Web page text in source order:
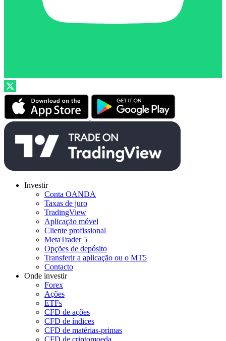
Investir
Conta OANDA
Taxas de juro
TradingView
Aplicação móvel
Cliente profissional
MetaTrader 5
Opções de depósito
Transferir a aplicação ou o MT5
Contacto
Onde investir
Forex
Ações
ETFs
CFD de ações
CFD de índices
CFD de matérias-primas
CFD de criptomoeda